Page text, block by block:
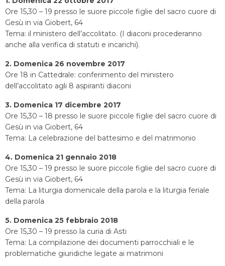
Ore 15,30 – 19 presso le suore piccole figlie del sacro cuore di
Gesù in via Giobert, 64
Tema: il ministero dell’accolitato. (I diaconi procederanno
anche alla verifica di statuti e incarichi).
2. Domenica 26 novembre 2017
Ore 18 in Cattedrale: conferimento del ministero
dell’accolitato agli 8 aspiranti diaconi
3. Domenica 17 dicembre 2017
Ore 15,30 – 18 presso le suore piccole figlie del sacro cuore di
Gesù in via Giobert, 64
Tema: La celebrazione del battesimo e del matrimonio
4. Domenica 21 gennaio 2018
Ore 15,30 – 19 presso le suore piccole figlie del sacro cuore di
Gesù in via Giobert, 64
Tema: La liturgia domenicale della parola e la liturgia feriale
della parola
5. Domenica 25 febbraio 2018
Ore 15,30 – 19 presso la curia di Asti
Tema: La compilazione dei documenti parrocchiali e le
problematiche giuridiche legate ai matrimoni